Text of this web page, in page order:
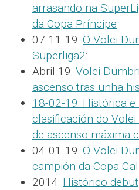
arrasando na
da Copa Príncipe.
07-11-19: O Volei
Superliga2:
Abril 19: Volei
ascenso tras unha
18-02-19: Histórica e
clasificación do
de ascenso máxima
04-01-19: O Volei
campión da Copa
2014: Histórico